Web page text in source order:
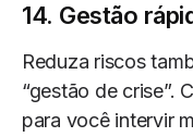
14. Gestão
Reduza riscos
“gestão de crise”.
para você intervir